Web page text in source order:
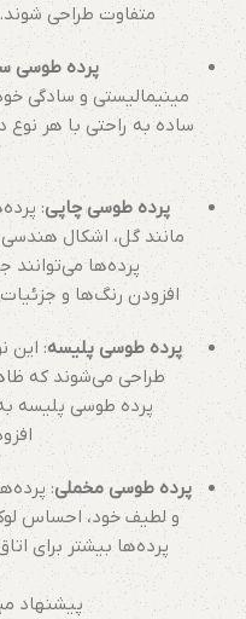
متفاوت طراحی شوند.
پرده طوسی
مینیمالیستی و سادگی
ساده به راحتی با هر
پرده طوسی چاپی:
مانند گل، اشکال
پرده‌ها
افزودن رنگ‌ها و
پرده طوسی پلیسه: این
طراحی می‌شوند که
پرده طوسی پلیسه
پرده طوسی مخملی:
و لطیف خود، احساس
پرده‌ها بیشتر برای
پیشنهاد